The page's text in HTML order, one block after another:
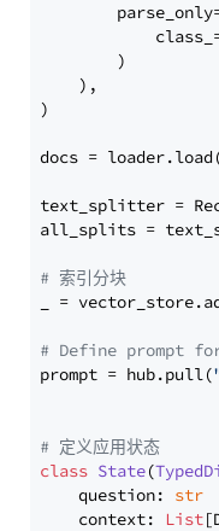
        )
    ),
)
docs =
text_splitter =
all_splits =
# 索引分块
_ =
# Define prompt
prompt = hub.pull(
# 定义应用状态
class State(
    question:
str
    context:
List